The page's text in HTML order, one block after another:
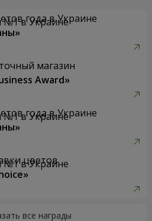
года в Украине
магазин
Award»
года в Украине
цветов